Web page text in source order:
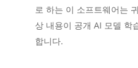
로 하는 이 소프트웨어는
상 내용이 공개 AI 모델 학
합니다.